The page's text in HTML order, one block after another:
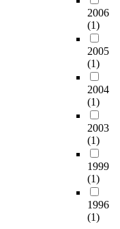
2006
(1)
2005
(1)
2004
(1)
2003
(1)
1999
(1)
1996
(1)